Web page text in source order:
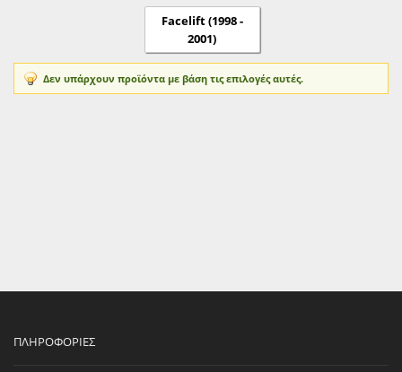
Facelift (1998 -
2001)
Δεν υπάρχουν προϊόντα με βάση τις επιλογές αυτές.
ΠΛΗΡΟΦΟΡΊΕΣ